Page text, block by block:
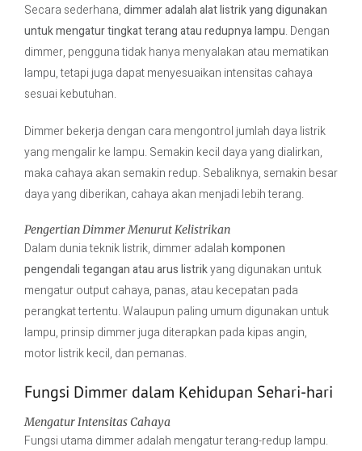
Secara sederhana,dimmer adalah alat listrik yang digunakan
untuk mengatur tingkat terang atau redupnya lampu. Dengan
dimmer, pengguna tidak hanya menyalakan atau mematikan
lampu, tetapi juga dapat menyesuaikan intensitas cahaya
sesuai kebutuhan.
Dimmer bekerja dengan cara mengontrol jumlah daya listrik
yang mengalir ke lampu. Semakin kecil daya yang dialirkan,
maka cahaya akan semakin redup. Sebaliknya, semakin besar
daya yang diberikan, cahaya akan menjadi lebih terang.
Pengertian Dimmer Menurut Kelistrikan
Dalam dunia teknik listrik, dimmer adalahkomponen
pengendali tegangan atau arus listrikyang digunakan untuk
mengatur output cahaya, panas, atau kecepatan pada
perangkat tertentu. Walaupun paling umum digunakan untuk
lampu, prinsip dimmer juga diterapkan pada kipas angin,
motor listrik kecil, dan pemanas.
Fungsi Dimmer dalam Kehidupan Sehari-hari
Mengatur Intensitas Cahaya
Fungsi utama dimmer adalah mengatur terang-redup lampu.